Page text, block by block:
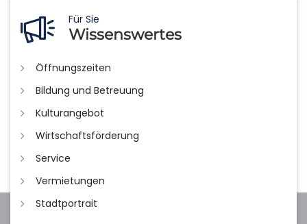
Für Sie
Wissenswertes
Öffnungszeiten
Bildung und Betreuung
Kulturangebot
Wirtschaftsförderung
Service
Vermietungen
Stadtportrait